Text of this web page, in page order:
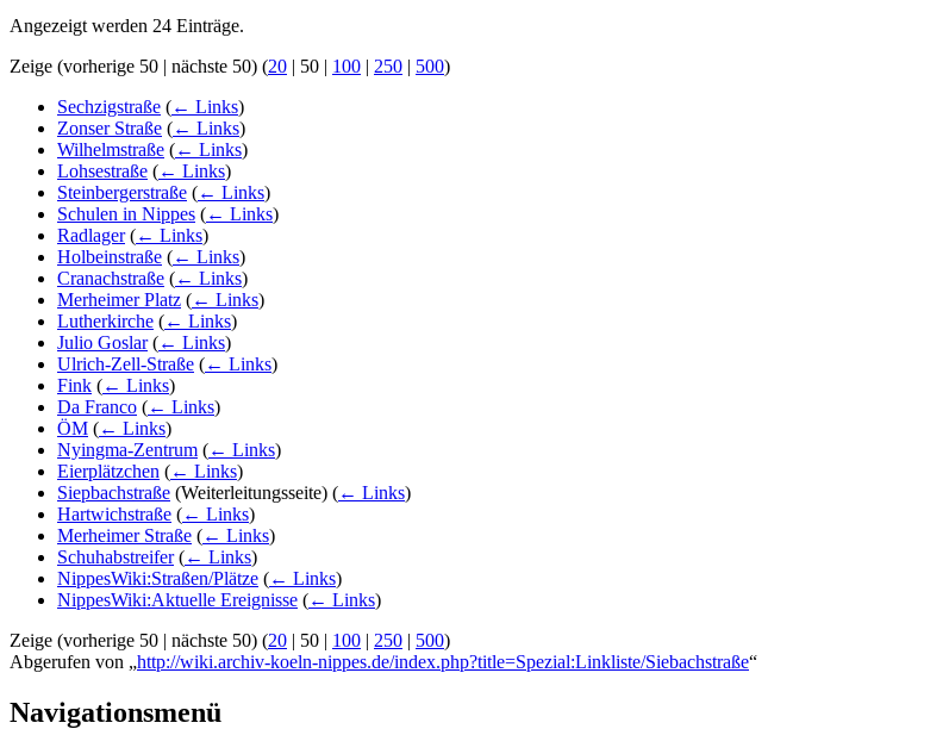
Angezeigt werden 24 Einträge.
Zeige (vorherige 50 | nächste 50) (20 | 50 | 100 | 250 | 500)
Sechzigstraße (← Links)
Zonser Straße (← Links)
Wilhelmstraße (← Links)
Lohsestraße (← Links)
Steinbergerstraße (← Links)
Schulen in Nippes (← Links)
Radlager (← Links)
Holbeinstraße (← Links)
Cranachstraße (← Links)
Merheimer Platz (← Links)
Lutherkirche (← Links)
Julio Goslar (← Links)
Ulrich-Zell-Straße (← Links)
Fink (← Links)
Da Franco (← Links)
ÖM (← Links)
Nyingma-Zentrum (← Links)
Eierplätzchen (← Links)
Siepbachstraße (Weiterleitungsseite) (← Links)
Hartwichstraße (← Links)
Merheimer Straße (← Links)
Schuhabstreifer (← Links)
NippesWiki:Straßen/Plätze (← Links)
NippesWiki:Aktuelle Ereignisse (← Links)
Zeige (vorherige 50 | nächste 50) (20 | 50 | 100 | 250 | 500)
Abgerufen von „http://wiki.archiv-koeln-nippes.de/index.php?title=Spezial:Linkliste/Siebachstraße“
Navigationsmenü